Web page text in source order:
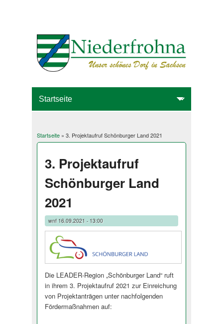
Sie sind hier
Startseite» 3. Projektaufruf Schönburger Land 2021
3. Projektaufruf
Schönburger Land
2021
wnf16.09.2021 - 13:00
Die LEADER-Region „Schönburger Land“ ruft
in ihrem 3. Projektaufruf 2021 zur Einreichung
von Projektanträgen unter nachfolgenden
Fördermaßnahmen au­f: